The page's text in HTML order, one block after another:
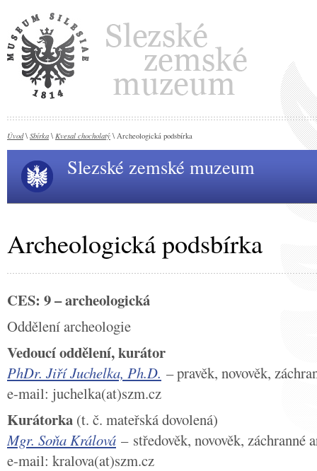
Úvod\ Sbírka \ Kvesal chocholatý \ Archeologická podsbírka
Slezské zemské muzeum
Archeologická podsbírka
CES: 9 – archeologická
Oddělení archeologie
Vedoucí oddělení, kurátor
PhDr. Jiří Juchelka, Ph.D. – pravěk, novověk,
e-mail: juchelka(at)szm.cz
Kurátorka (t. č. mateřská dovolená)
Mgr. Soňa Králová – středověk, novověk, záchranné
e-mail: kralova(at)szm.cz